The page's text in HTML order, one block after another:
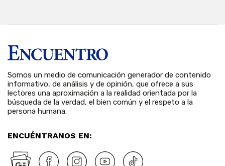
Somos un medio de comunicación generador de contenido
informativo, de análisis y de opinión, que ofrece a sus
lectores una aproximación a la realidad orientada por la
búsqueda de la verdad, el bien común y el respeto a la
persona humana.
ENCUÉNTRANOS EN: